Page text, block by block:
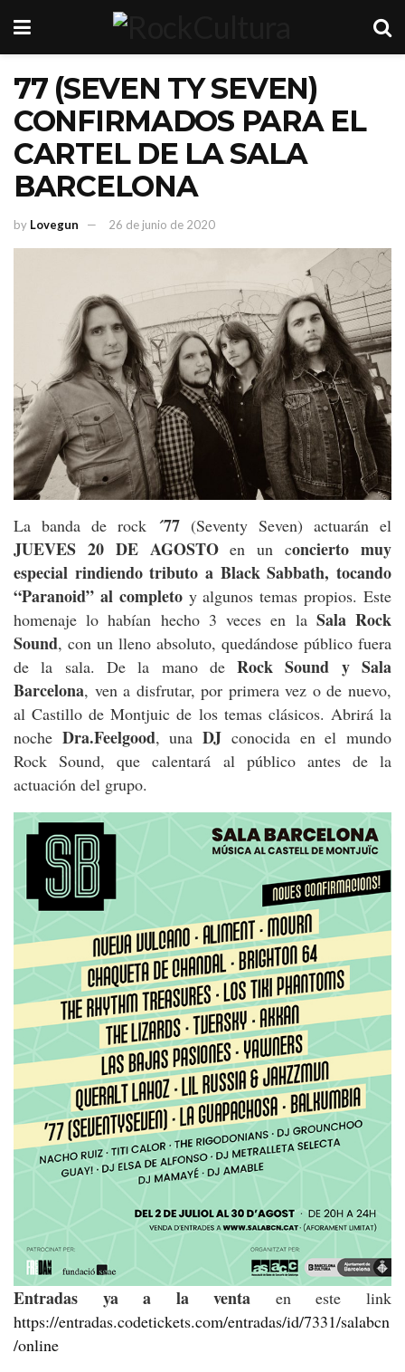
77 (SEVEN TY SEVEN)
CONFIRMADOS PARA EL
CARTEL DE LA SALA
BARCELONA
by Lovegun 26 de junio de 2020
La banda de rock ´77(Seventy Seven) actuarán el
JUEVES 20 DE AGOSTOen un concierto muy
especial rindiendo tributo a Black Sabbath, tocando
“Paranoid” al completoy algunos temas propios. Este
homenaje lo habían hecho 3 veces en la Sala Rock
Sound, con un lleno absoluto, quedándose público fuera
de la sala. De la mano deRock Sound y Sala
Barcelona, ven a disfrutar, por primera vez o de nuevo,
al Castillo de Montjuic de los temas clásicos. Abrirá la
noche Dra.Feelgood, unaDJ conocida en el mundo
Rock Sound, que calentará al público antes de la
actuación del grupo.
Entradas ya a la venta en este link
https://entradas.codetickets.com/entradas/id/7331/salabcn
/online